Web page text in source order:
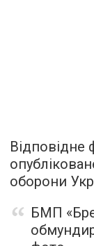
Відповідне
оборони
БМП